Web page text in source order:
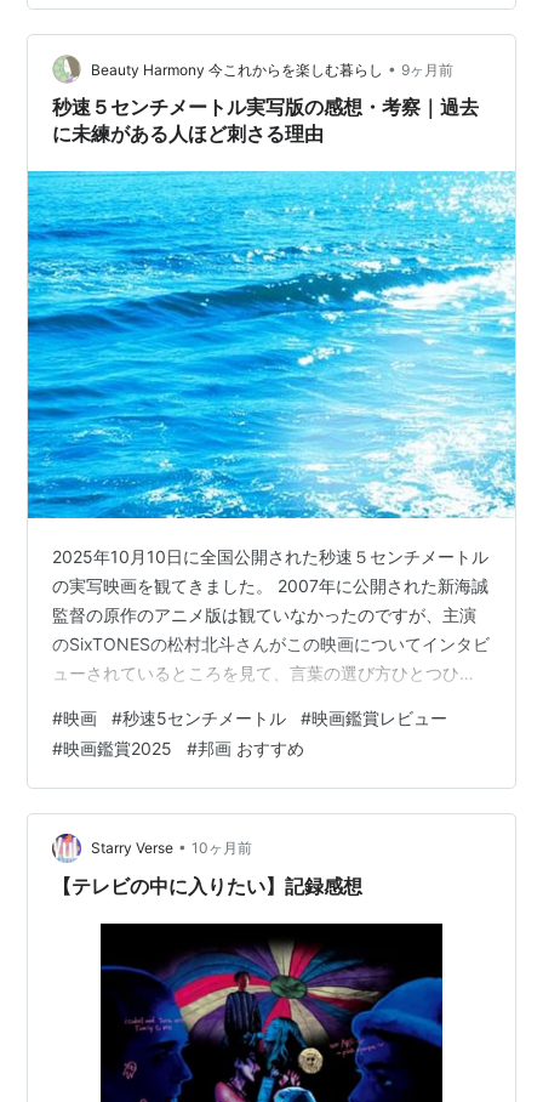
ました。 国際長編映画賞の日本代表にも選出されまし
た。 11/5にその年の世相をあらわす年末恒例の2025年
「新語・流行語大賞」の候補となる30のノミネート語が
発表されましたが、「国宝（観た…
Beauty Harmony 今これからを楽しむ暮らし • 9ヶ月前
秒速５センチメートル実写版の感想・考察｜過去
に未練がある人ほど刺さる理由
2025年10月10日に全国公開された秒速５センチメートル
の実写映画を観てきました。 2007年に公開された新海誠
監督の原作のアニメ版は観ていなかったのですが、主演
のSixTONESの松村北斗さんがこの映画についてインタビ
ューされているところを見て、言葉の選び方ひとつひと
残っていたのと、ロングヒットしている国宝でも出演シ
ーンこそ多くはなかったけれどひときわ存在感を放って
いた森七奈さん、同じく国宝にも出演していた透明感の
ある演技が印象的な高畑充希さんも出演していたのもあ
って、ぜひ観てみたいなと思っていました。 ネタバレが
ありますので、まだ観ていな…
#映画 #秒速5センチメートル #映画鑑賞レビュー
#映画鑑賞2025 #邦画 おすすめ
Starry Verse • 10ヶ月前
【テレビの中に入りたい】記録感想